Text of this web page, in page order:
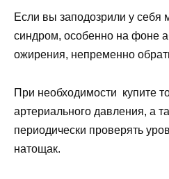
Если вы заподозрили у себя
синдром, особенно на фоне
ожирения, непременно
При необходимости купите
артериального давления, а
периодически проверять
натощак.